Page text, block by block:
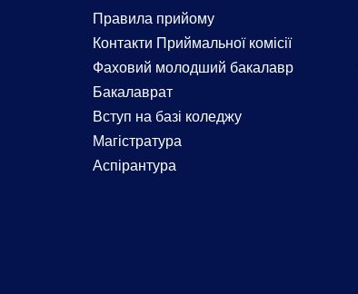
Правила прийому
Контакти Приймальної комісії
Фаховий молодший бакалавр
Бакалаврат
Вступ на базі коледжу
Магістратура
Аспірантура